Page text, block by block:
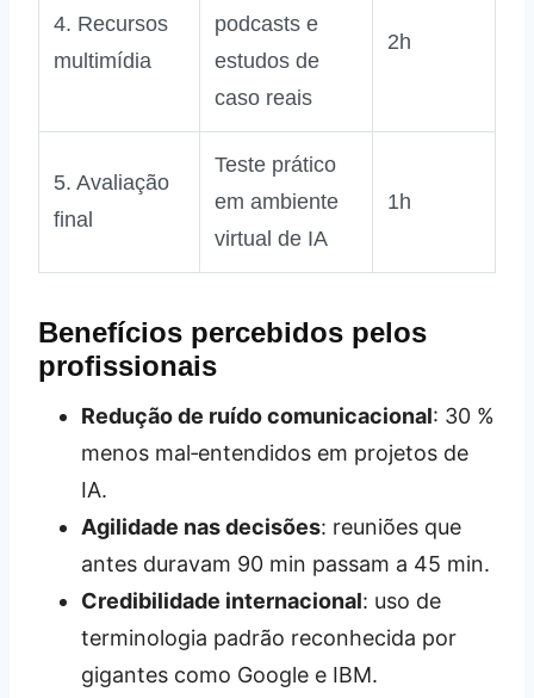
4. Recursos
multimídia
podcasts e
estudos de
caso reais
2h
5. Avaliação
final
Teste prático
em ambiente
virtual de IA
1h
Benefícios percebidos pelos
profissionais
Redução de ruído comunicacional: 30 %
menos mal‑entendidos em projetos de
IA.
Agilidade nas decisões: reuniões que
antes duravam 90 min passam a 45 min.
Credibilidade internacional: uso de
terminologia padrão reconhecida por
gigantes como Google e IBM.